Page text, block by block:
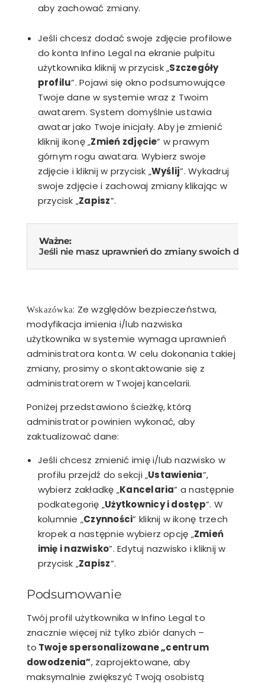
aby zachować zmiany.
Jeśli chcesz dodać swoje zdjęcie profilowe
do konta Infino Legal na ekranie pulpitu
użytkownika kliknij w przycisk „Szczegóły
profilu”. Pojawi się okno podsumowujące
Twoje dane w systemie wraz z Twoim
awatarem. System domyślnie ustawia
awatar jako Twoje inicjały. Aby je zmienić
kliknij ikonę „Zmień zdjęcie” w prawym
górnym rogu awatara. Wybierz swoje
zdjęcie i kliknij w przycisk „Wyślij”. Wykadruj
swoje zdjęcie i zachowaj zmiany klikając w
przycisk „Zapisz”.
Ważne:
Jeśli nie masz uprawnień do zmiany swoich
Wskazówka: Ze względów bezpieczeństwa,
modyfikacja imienia i/lub nazwiska
użytkownika w systemie wymaga uprawnień
administratora konta. W celu dokonania takiej
zmiany, prosimy o skontaktowanie się z
administratorem w Twojej kancelarii.
Poniżej przedstawiono ścieżkę, którą
administrator powinien wykonać, aby
zaktualizować dane:
Jeśli chcesz zmienić imię i/lub nazwisko w
profilu przejdź do sekcji „Ustawienia”,
wybierz zakładkę „Kancelaria” a następnie
podkategorię „Użytkownicy i dostęp”. W
kolumnie „Czynności” kliknij w ikonę trzech
kropek a następnie wybierz opcję „Zmień
imię i nazwisko”. Edytuj nazwisko i kliknij w
przycisk „Zapisz”.
Podsumowanie
Twój profil użytkownika w Infino Legal to
znacznie więcej niż tylko zbiór danych –
to Twoje spersonalizowane „centrum
dowodzenia”, zaprojektowane, aby
maksymalnie zwiększyć Twoją osobistą